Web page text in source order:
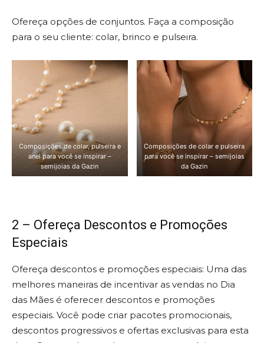
Ofereça opções de conjuntos. Faça a composição
para o seu cliente: colar, brinco e pulseira.
Composições de colar, pulseira e
anel para você se inspirar –
semijoias da Gazin
Composições de colar e pulseira
para você se inspirar – semijoias
da Gazin
2 – Ofereça Descontos e Promoções
Especiais
Ofereça descontos e promoções especiais: Uma das
melhores maneiras de incentivar as vendas no Dia
das Mães é oferecer descontos e promoções
especiais. Você pode criar pacotes promocionais,
descontos progressivos e ofertas exclusivas para esta